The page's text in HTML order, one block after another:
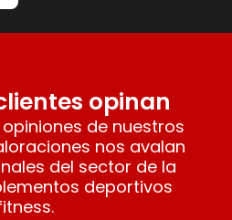
opinan
de nuestros
nos avalan
del sector de la
deportivos